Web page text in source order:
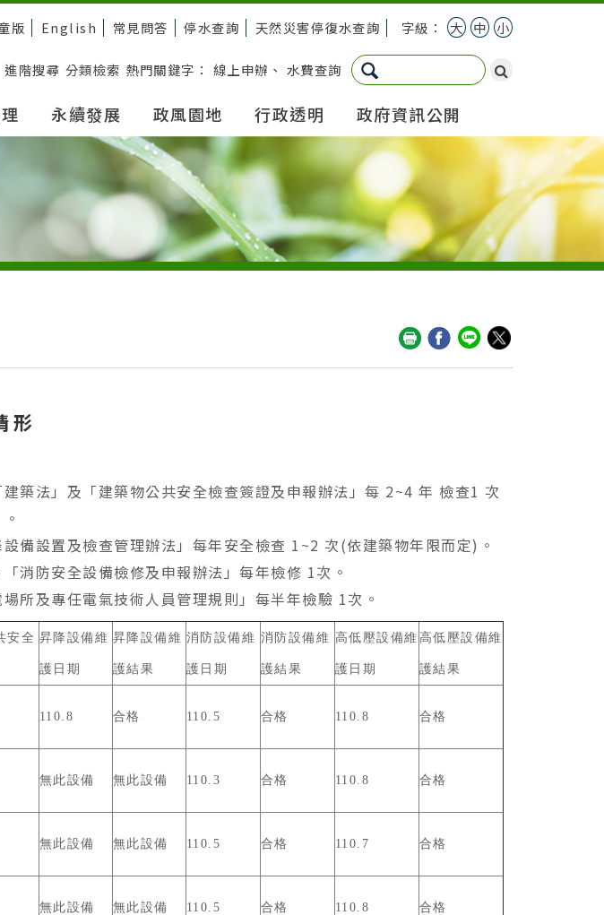
版 English 常見問答 停水查詢 天然災害停復水查詢 字級： 大 中 小
進階搜尋 分類檢索 熱門關鍵字： 線上申辦 、 水費查詢
永續發展 政風園地 行政透明 政府資訊公開
形
築法」及「建築物公共安全檢查簽證及申報辦法」每 2~4 年 檢查1 次
備設置及檢查管理辦法」每年安全檢查 1~2 次(依建築物年限而定)。
消防安全設備檢修及申報辦法」每年檢修 1次。
所及專任電氣技術人員管理規則」每半年檢驗 1次。
安全 昇降設備維
護日期
昇降設備維
護結果
消防設備維
護日期
消防設備維
護結果
高低壓設備維
護日期
高低壓設備維
護結果
110.8 合格 110.5 合格 110.8 合格
無此設備 無此設備 110.3 合格 110.8 合格
無此設備 無此設備 110.5 合格 110.7 合格
無此設備 無此設備 110.5 合格 110.8 合格